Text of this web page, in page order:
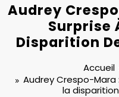
Audrey
Surprise
Disparition
Accueil
Audrey Crespo-Mara
la